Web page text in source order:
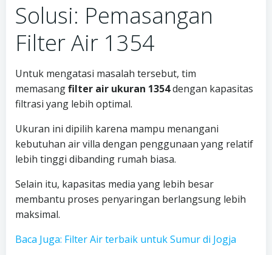
Solusi: Pemasangan
Filter Air 1354
Untuk mengatasi masalah tersebut, tim
memasangfilter air ukuran 1354dengan kapasitas
filtrasi yang lebih optimal.
Ukuran ini dipilih karena mampu menangani
kebutuhan air villa dengan penggunaan yang relatif
lebih tinggi dibanding rumah biasa.
Selain itu, kapasitas media yang lebih besar
membantu proses penyaringan berlangsung lebih
maksimal.
Baca Juga: Filter Air terbaik untuk Sumur di Jogja